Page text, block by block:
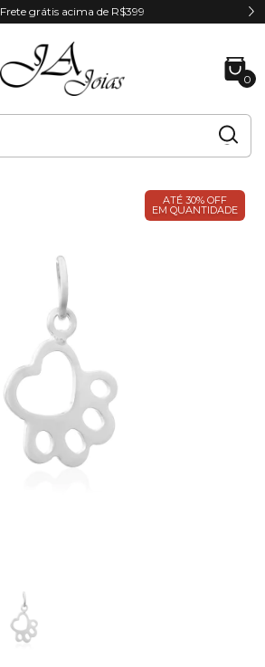
Frete grátis acima de R$399
0
ATÉ 30% OFF
EM QUANTIDADE